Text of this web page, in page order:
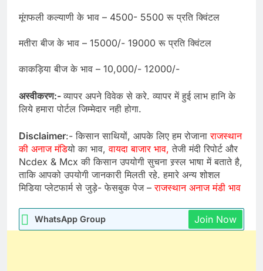
मूंगफली कल्याणी के भाव – 4500- 5500 रू प्रति क्विंटल
मतीरा बीज के भाव – 15000/- 19000 रू प्रति क्विंटल
काकड़िया बीज के भाव – 10,000/- 12000/-
अस्वीकरण:-व्यापर अपने विवेक से करे. व्यापर में हुई लाभ हानि के
लिये हमारा पोर्टल जिम्मेदार नही होगा.
Disclaimer:- किसान साथियों, आपके लिए हम रोजानाराजस्थान
की अनाज मंडियो का भाव, वायदा बाजार भाव, तेजी मंदी रिपोर्ट और
Ncdex & Mcx की किसान उपयोगी सुचना स्र्स्ल भाषा में बताते है,
ताकि आपको उपयोगी जानकारी मिलती रहे. हमारे अन्य शोशल
मिडिया प्लेटफार्म से जुड़े- फेसबुक पेज –राजस्थान अनाज मंडी भाव
WhatsApp Group Join Now